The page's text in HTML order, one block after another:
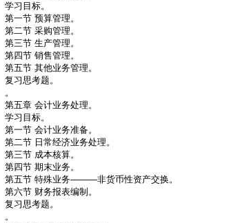
学习目标。
第一节 预算管理。
第二节 采购管理。
第三节 生产管理。
第四节 销售管理。
第五节 其他业务管理。
复习思考题。
。
第五章 会计业务处理。
学习目标。
第一节 会计业务准备。
第二节 日常经济业务处理。
第三节 成本核算。
第四节 期末业务。
第五节 特殊业务———非货币性资产交换。
第六节 财务报表编制。
复习思考题。
。